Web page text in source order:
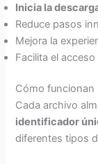
Inicia la
Reduce pasos
Mejora la
Facilita el
Cómo funcionan
Cada archivo
identificador
diferentes tipos